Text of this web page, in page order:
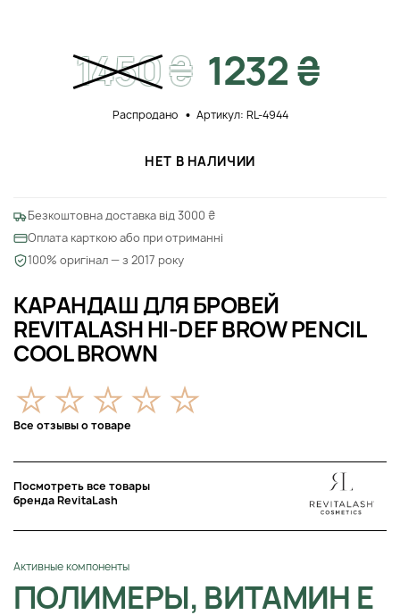
КАРАНДАШ ДЛЯ БРОВЕЙ
REVITALASH HI-DEF BROW PENCIL
COOL BROWN
Все отзывы о товаре
Посмотреть все товары
бренда RevitaLash
Активные компоненты
ПОЛИМЕРЫ, ВИТАМИН Е
1450₴ 1232 ₴
Распродано Артикул: RL-4944
НЕТ В НАЛИЧИИ
Безкоштовна доставка від 3000 ₴
Оплата карткою або при отриманні
100% оригінал — з 2017 року